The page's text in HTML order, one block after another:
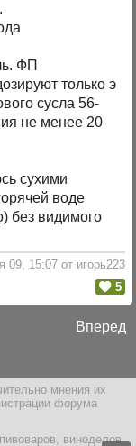
ФП
только э
сусла 56-
не менее 20
сухими
воде
без видимого
09, 15:07 от игорь223
5
Вперед
мнения их
форума
виноделов,